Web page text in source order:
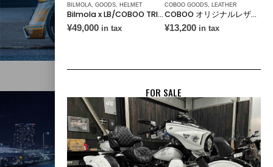
BILMOLA, GOODS, HELMET
Bilmola x LB/COBOO TRIKE Black/White
¥49,000 in tax
COBOO GOODS, LEATHER
COBOO オリジナルレザーベルト（ベルトのみ）
¥13,200 in tax
FOR SALE